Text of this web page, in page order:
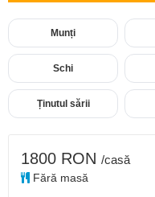
Munți
Schi
Ținutul sării
1800 RON /casă
Fără masă